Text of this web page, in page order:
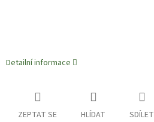
Detailní informace
ZEPTAT SE HLÍDAT SDÍLET